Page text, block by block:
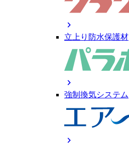
chevron_right
立上り防水保護材
chevron_right
強制換気システム
chevron_right